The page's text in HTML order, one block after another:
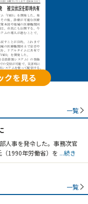
クを見る
一覧
人事を発令した。事務次官
1990年労働省）を ...続き
一覧